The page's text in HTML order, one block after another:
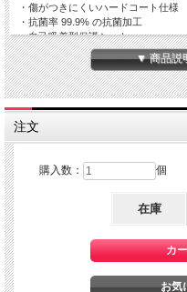
・傷がつきにくいハードコート仕様
・抗菌率 99.9% の抗菌加工
・自己吸着型保護シート
▼ 商品説
注文
購入数： 個
在庫